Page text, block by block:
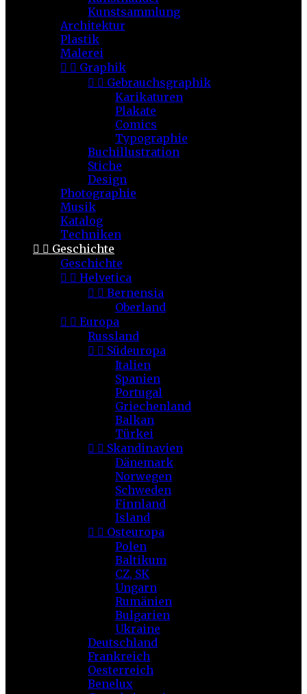
Kunstsammlung
Architektur
Plastik
Malerei
  Graphik
  Gebrauchsgraphik
Karikaturen
Plakate
Comics
Typographie
Buchillustration
Stiche
Design
Photographie
Musik
Katalog
Techniken
  Geschichte
Geschichte
  Helvetica
  Bernensia
Oberland
  Europa
Russland
  Südeuropa
Italien
Spanien
Portugal
Griechenland
Balkan
Türkei
  Skandinavien
Dänemark
Norwegen
Schweden
Finnland
Island
  Osteuropa
Polen
Baltikum
CZ, SK
Ungarn
Rumänien
Bulgarien
Ukraine
Deutschland
Frankreich
Oesterreich
Benelux